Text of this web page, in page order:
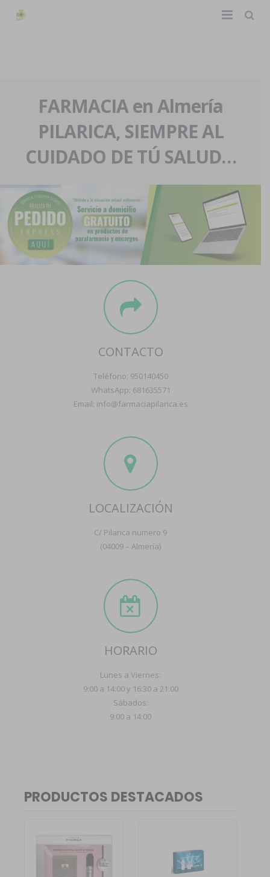
La farmacia
Nuestra historia
Nuestro equipo
Eventos
Servicios y reservas
Pedidos express
Blog
Contacto
Boletín
FARMACIA en Almería
PILARICA, SIEMPRE AL
CUIDADO DE TÚ SALUD…
CONTACTO
Teléfono: 950140450
WhatsApp: 681635571
Email: info@farmaciapilarica.es
LOCALIZACIÓN
C/ Pilarica numero 9
(04009 – Almería)
HORARIO
Lunes a Viernes:
9:00 a 14:00 y 16:30 a 21:00
Sábados:
9:00 a 14:00